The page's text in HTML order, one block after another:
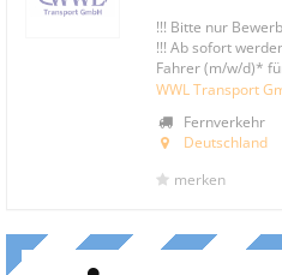
!!! Bitte nur
!!! Ab sofort
Fahrer (m/w/d)*
WWL Transport
Fernverkehr
Deutschland
merken